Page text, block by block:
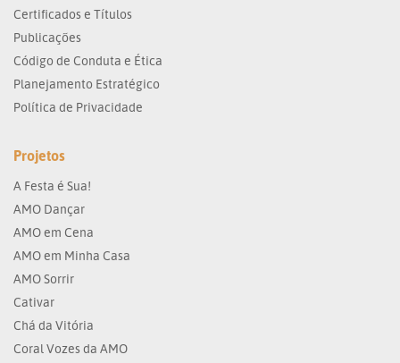
Certificados e Títulos
Publicações
Código de Conduta e Ética
Planejamento Estratégico
Política de Privacidade
Projetos
A Festa é Sua!
AMO Dançar
AMO em Cena
AMO em Minha Casa
AMO Sorrir
Cativar
Chá da Vitória
Coral Vozes da AMO